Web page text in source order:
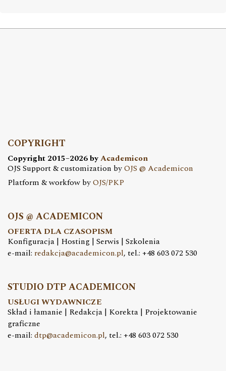
COPYRIGHT
Copyright 2015–2026 byAcademicon
OJS Support & customization byOJS @ Academicon
Platform & workfow byOJS/PKP
OJS @ ACADEMICON
OFERTA DLA CZASOPISM
Konfiguracja | Hosting | Serwis | Szkolenia
e-mail: redakcja@academicon.pl, tel.: +48 603 072 530
STUDIO DTP ACADEMICON
USŁUGI WYDAWNICZE
Skład i łamanie | Redakcja | Korekta | Projektowanie
graficzne
e-mail: dtp@academicon.pl, tel.: +48 603 072 530